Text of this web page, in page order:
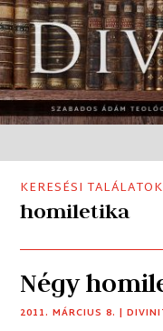
KERESÉSI
homiletika
Négy
2011. MÁRCIUS 8. |